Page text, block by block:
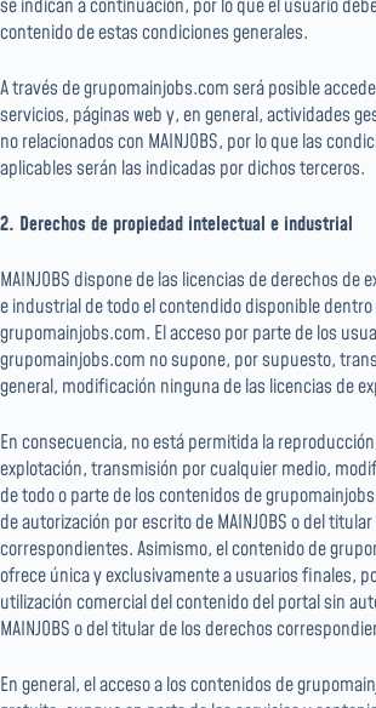
se indican a continuación, por lo que el usuario
contenido de estas condiciones generales.
A través de grupomainjobs.com será posible
servicios, páginas web y, en general, actividades
no relacionados con MAINJOBS, por lo que las
aplicables serán las indicadas por dichos terceros.
2. Derechos de propiedad intelectual e industrial
MAINJOBS dispone de las licencias de derechos de
e industrial de todo el contendido disponible
grupomainjobs.com. El acceso por parte de los
grupomainjobs.com no supone, por supuesto,
general, modificación ninguna de las licencias de
En consecuencia, no está permitida la
explotación, transmisión por cualquier medio,
de todo o parte de los contenidos de
de autorización por escrito de MAINJOBS o del
correspondientes. Asimismo, el contenido de
ofrece única y exclusivamente a usuarios finales,
utilización comercial del contenido del portal sin
MAINJOBS o del titular de los derechos
En general, el acceso a los contenidos de